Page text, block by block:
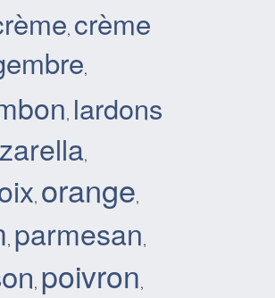
, crème
,
, lardons
,
, orange,
, parmesan,
, poivron,